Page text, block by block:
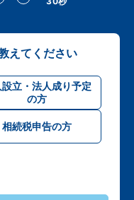
えてください
立・法人成り予定
の方
相続税申告の方